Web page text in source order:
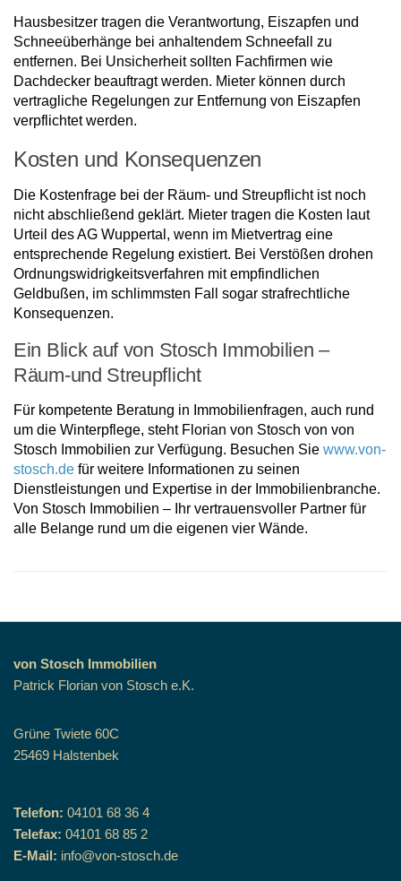
Hausbesitzer tragen die Verantwortung, Eiszapfen und
Schneeüberhänge bei anhaltendem Schneefall zu
entfernen. Bei Unsicherheit sollten Fachfirmen wie
Dachdecker beauftragt werden. Mieter können durch
vertragliche Regelungen zur Entfernung von Eiszapfen
verpflichtet werden.
Kosten und Konsequenzen
Die Kostenfrage bei der Räum- und Streupflicht ist noch
nicht abschließend geklärt. Mieter tragen die Kosten laut
Urteil des AG Wuppertal, wenn im Mietvertrag eine
entsprechende Regelung existiert. Bei Verstößen drohen
Ordnungswidrigkeitsverfahren mit empfindlichen
Geldbußen, im schlimmsten Fall sogar strafrechtliche
Konsequenzen.
Ein Blick auf von Stosch Immobilien –
Räum-und Streupflicht
Für kompetente Beratung in Immobilienfragen, auch rund
um die Winterpflege, steht Florian von Stosch von von
Stosch Immobilien zur Verfügung. Besuchen Sie www.von-
stosch.de für weitere Informationen zu seinen
Dienstleistungen und Expertise in der Immobilienbranche.
Von Stosch Immobilien – Ihr vertrauensvoller Partner für
alle Belange rund um die eigenen vier Wände.
von Stosch Immobilien
Patrick Florian von Stosch e.K.
Grüne Twiete 60C
25469 Halstenbek
Telefon: 04101 68 36 4
Telefax: 04101 68 85 2
E-Mail: info@von-stosch.de